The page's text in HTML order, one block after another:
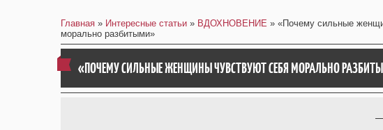
Главная » Интересные статьи » ВДОХНОВЕНИЕ » «Почему сильные
морально разбитыми»
«ПОЧЕМУ СИЛЬНЫЕ ЖЕНЩИНЫ ЧУВСТВУЮТ СЕБЯ МОРАЛЬНО